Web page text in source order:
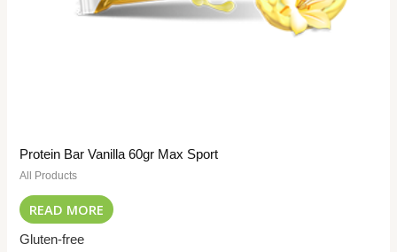
Protein Bar Vanilla 60gr Max Sport
All Products
READ MORE
Gluten-free